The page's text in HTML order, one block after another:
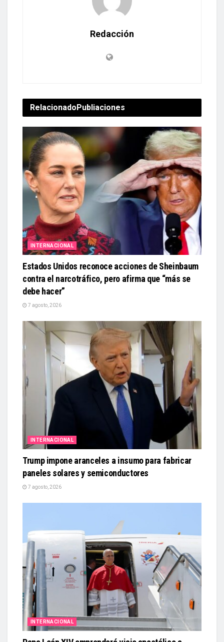
Redacción
RelacionadoPubliaciones
INTERNACIONAL
Estados Unidos reconoce acciones de Sheinbaum
contra el narcotráfico, pero afirma que “más se
debe hacer”
7 agosto, 2026
INTERNACIONAL
Trump impone aranceles a insumo para fabricar
paneles solares y semiconductores
7 agosto, 2026
INTERNACIONAL